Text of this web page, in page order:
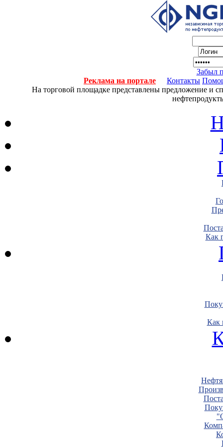
Забыл
Реклама на портале
Контакты
На торговой площадке представлены предложение и
Как
Как